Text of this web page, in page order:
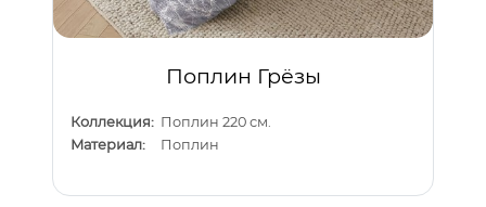
Поплин Грёзы
Коллекция: Поплин 220 см.
Материал:
Поплин